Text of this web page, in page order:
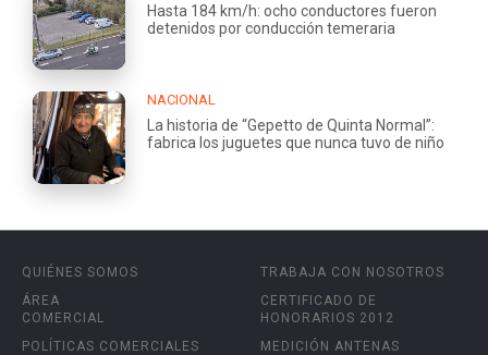
Hasta 184 km/h: ocho conductores fueron
detenidos por conducción temeraria
NACIONAL
La historia de “Gepetto de Quinta Normal”:
fabrica los juguetes que nunca tuvo de niño
QUIÉNES SOMOS
ÁREA
COMERCIAL
POLÍTICAS COMERCIALES
TRABAJA CON NOSOTROS
CERTIFICADO DE
HONORARIOS 2012
MEDICIÓN ANTENAS